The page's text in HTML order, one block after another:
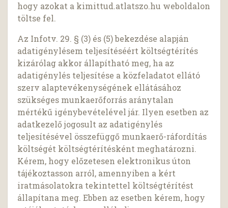
hogy azokat a kimittud.atlatszo.hu weboldalon
töltse fel.
Az Infotv. 29. § (3) és (5) bekezdése alapján
adatigénylésem teljesítéséért költségtérítés
kizárólag akkor állapítható meg, ha az
adatigénylés teljesítése a közfeladatot ellátó
szerv alaptevékenységének ellátásához
szükséges munkaerőforrás aránytalan
mértékű igénybevételével jár. Ilyen esetben az
adatkezelő jogosult az adatigénylés
teljesítésével összefüggő munkaerő-ráfordítás
költségét költségtérítésként meghatározni.
Kérem, hogy előzetesen elektronikus úton
tájékoztasson arról, amennyiben a kért
iratmásolatokra tekintettel költségtérítést
állapítana meg. Ebben az esetben kérem, hogy